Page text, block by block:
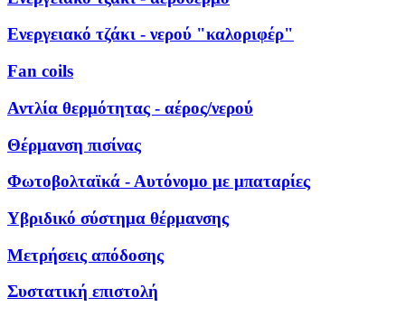
Ενεργειακό τζάκι - νερού "καλοριφέρ"
Fan coils
Αντλία θερμότητας - αέρος/νερού
Θέρμανση πισίνας
Φωτοβολταϊκά - Αυτόνομο με μπαταρίες
Υβριδικό σύστημα θέρμανσης
Μετρήσεις απόδοσης
Συστατική επιστολή